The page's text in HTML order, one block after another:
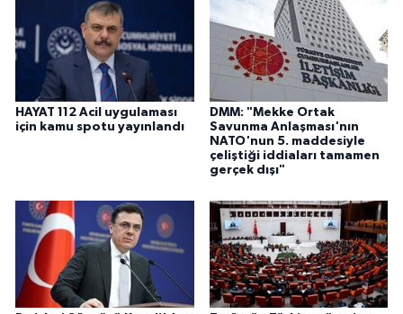
HAYAT 112 Acil uygulaması
için kamu spotu yayınlandı
DMM: "Mekke Ortak
Savunma Anlaşması'nın
NATO'nun 5. maddesiyle
çeliştiği iddiaları tamamen
gerçek dışı"